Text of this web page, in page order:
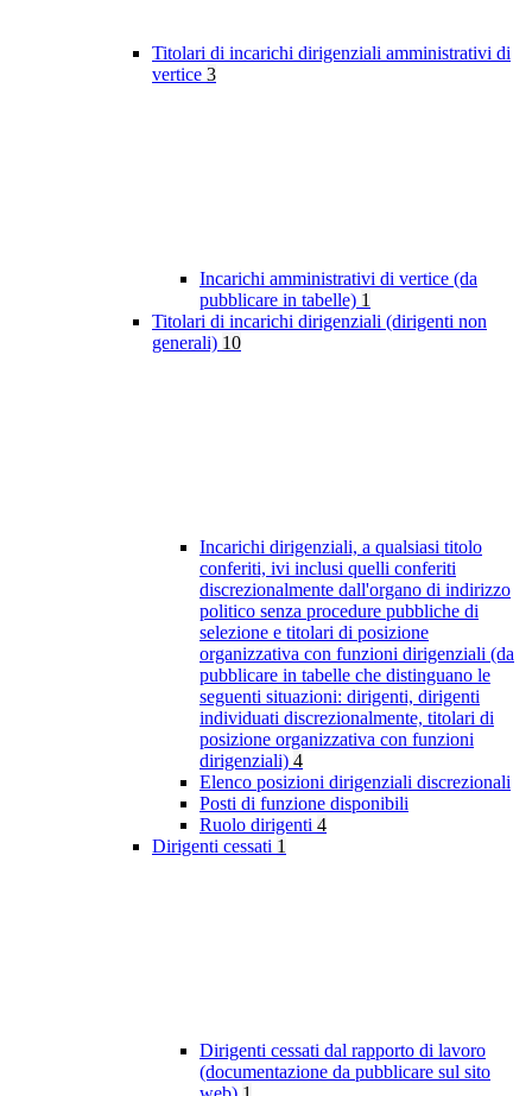
Titolari di incarichi dirigenziali amministrativi di
vertice 3
Incarichi amministrativi di vertice (da
pubblicare in tabelle) 1
Titolari di incarichi dirigenziali (dirigenti non
generali) 10
Incarichi dirigenziali, a qualsiasi titolo
conferiti, ivi inclusi quelli conferiti
discrezionalmente dall'organo di indirizzo
politico senza procedure pubbliche di
selezione e titolari di posizione
organizzativa con funzioni dirigenziali (da
pubblicare in tabelle che distinguano le
seguenti situazioni: dirigenti, dirigenti
individuati discrezionalmente, titolari di
posizione organizzativa con funzioni
dirigenziali) 4
Elenco posizioni dirigenziali discrezionali
Posti di funzione disponibili
Ruolo dirigenti 4
Dirigenti cessati 1
Dirigenti cessati dal rapporto di lavoro
(documentazione da pubblicare sul sito